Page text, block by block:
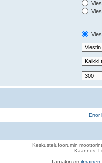
Error
Keskustelufoorumin
Käännös,
Tämäkin on ilmainen